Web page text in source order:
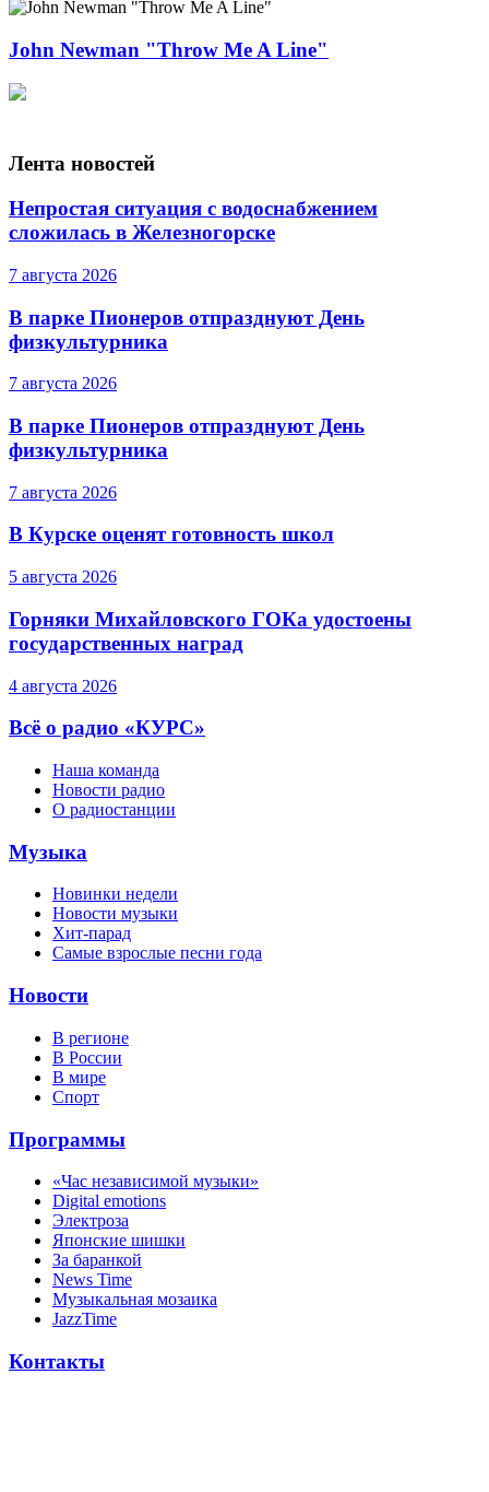
John Newman "Throw Me A Line"
Лента новостей
Непростая ситуация с водоснабжением
сложилась в Железногорске
7 августа 2026
В парке Пионеров отпразднуют День
физкультурника
7 августа 2026
В парке Пионеров отпразднуют День
физкультурника
7 августа 2026
В Курске оценят готовность школ
5 августа 2026
Горняки Михайловского ГОКа удостоены
государственных наград
4 августа 2026
Всё о радио «КУРС»
Наша команда
Новости радио
О радиостанции
Музыка
Новинки недели
Новости музыки
Хит-парад
Самые взрослые песни года
Новости
В регионе
В России
В мире
Спорт
Программы
«Час независимой музыки»
Digital emotions
Электроза
Японскиe шишки
За баранкой
News Time
Музыкальная мозаика
JazzTime
Контакты